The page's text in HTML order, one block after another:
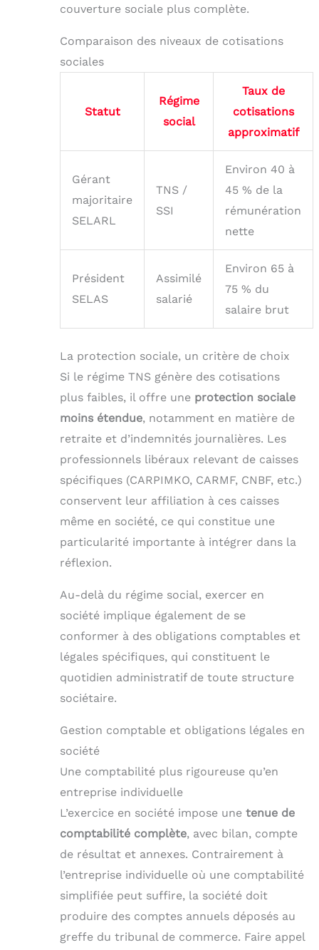
couverture sociale plus complète.
Comparaison des niveaux de cotisations
sociales
Statut
Régime
social
Taux de
cotisations
approximatif
Gérant
majoritaire
SELARL
TNS /
SSI
Environ 40 à
45 % de la
rémunération
nette
Président
SELAS
Assimilé
salarié
Environ 65 à
75 % du
salaire brut
La protection sociale, un critère de choix
Si le régime TNS génère des cotisations
plus faibles, il offre une protection sociale
moins étendue, notamment en matière de
retraite et d’indemnités journalières. Les
professionnels libéraux relevant de caisses
spécifiques (CARPIMKO, CARMF, CNBF, etc.)
conservent leur affiliation à ces caisses
même en société, ce qui constitue une
particularité importante à intégrer dans la
réflexion.
Au-delà du régime social, exercer en
société implique également de se
conformer à des obligations comptables et
légales spécifiques, qui constituent le
quotidien administratif de toute structure
sociétaire.
Gestion comptable et obligations légales en
société
Une comptabilité plus rigoureuse qu’en
entreprise individuelle
L’exercice en société impose une tenue de
comptabilité complète, avec bilan, compte
de résultat et annexes. Contrairement à
l’entreprise individuelle où une comptabilité
simplifiée peut suffire, la société doit
produire des comptes annuels déposés au
greffe du tribunal de commerce. Faire appel